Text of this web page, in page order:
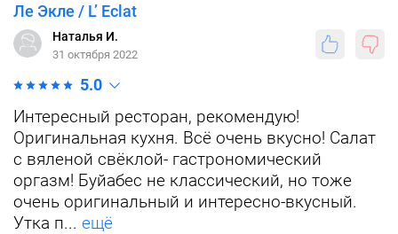
Ле Экле / L’ Eclat
Наталья И.
31 октября 2022
5.0
Интересный ресторан, рекомендую!
Оригинальная кухня. Всё очень вкусно! Салат
с вяленой свёклой- гастрономический
оргазм! Буйабес не классический, но тоже
очень оригинальный и интересно-вкусный.
Утка п... ещё